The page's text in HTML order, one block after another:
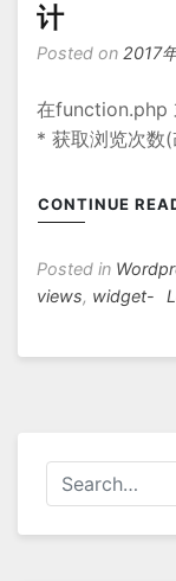
计
Posted on 2017
在function.php
* 获取浏览次
CONTINUE
Posted in
views, widget-